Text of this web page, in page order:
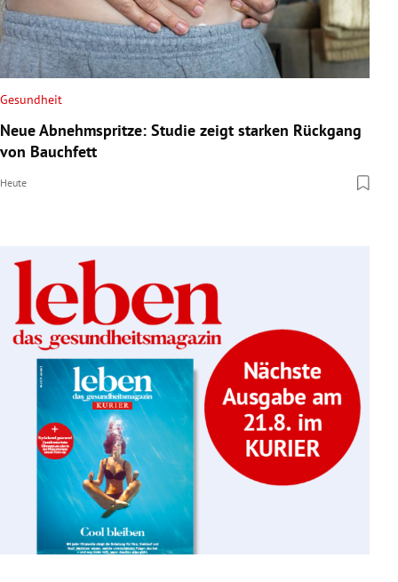
Gesundheit
Neue Abnehmspritze: Studie zeigt starken Rückgang
von Bauchfett
Heute